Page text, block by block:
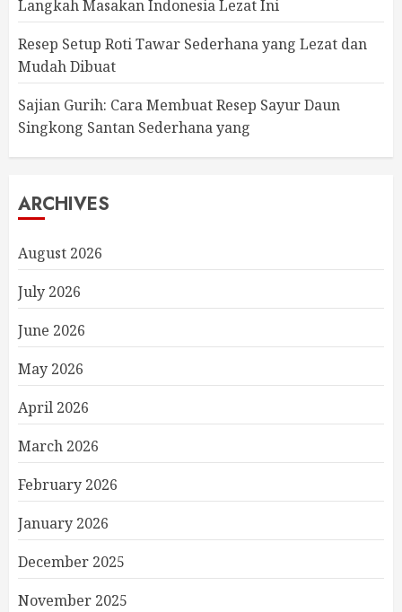
Langkah Masakan Indonesia Lezat Ini
Resep Setup Roti Tawar Sederhana yang Lezat dan
Mudah Dibuat
Sajian Gurih: Cara Membuat Resep Sayur Daun
Singkong Santan Sederhana yang
ARCHIVES
August 2026
July 2026
June 2026
May 2026
April 2026
March 2026
February 2026
January 2026
December 2025
November 2025